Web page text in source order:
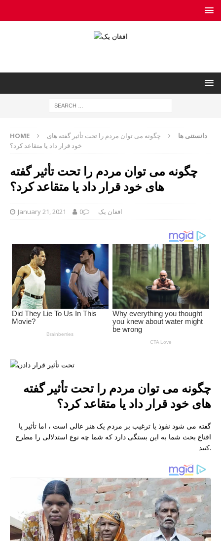
HOME دانستنی ها
چگونه می توان مردم را تحت تأثیر گفته های
خود قرار داد یا متقاعد کرد؟
چگونه می توان مردم را تحت تأثیر گفته
های خود قرار داد یا متقاعد کرد؟
January 21, 2021 افغان یک 0
چگونه می توان مردم را تحت تأثیر گفته
های خود قرار داد یا متقاعد کرد؟
گفته می شود نفوذ یا ترغیب بر مردم یک هنر عالی است ، اما تأثیر یا
اقناع بحث شما به این بستگی دارد که شما چه نوع استدلالی را مطرح
کنید.